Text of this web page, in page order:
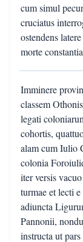
cum simul
cruciatus
ostendens
morte
Imminere
classem
legati
cohortis,
alam cum Iulio
colonia
iter versis
turmae et lecti
adiuncta
Pannonii,
instructa ut